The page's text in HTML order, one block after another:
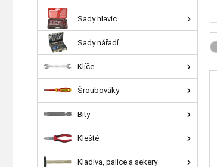
Sady hlavic
Sady nářadí
Klíče
Šroubováky
Bity
Kleště
Kladiva, palice a sekery